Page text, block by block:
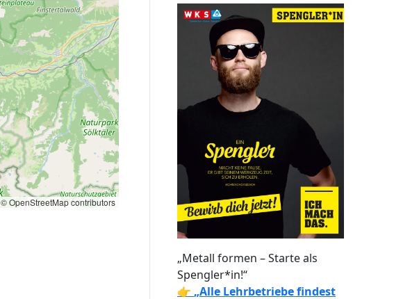
©OpenStreetMapcontributors
„Metall formen – Starte als
Spengler*in!“
👉 „Alle Lehrbetriebe findest